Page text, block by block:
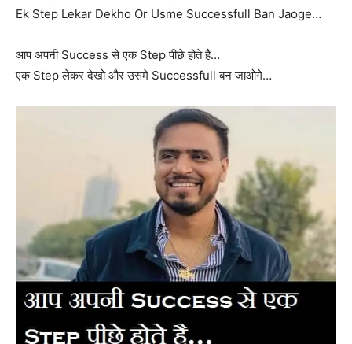
Ek Step Lekar Dekho Or Usme Successfull Ban Jaoge…
आप अपनी Success से एक Step पीछे होते है…
एक Step लेकर देखो और उसमे Successfull बन जाओगे…